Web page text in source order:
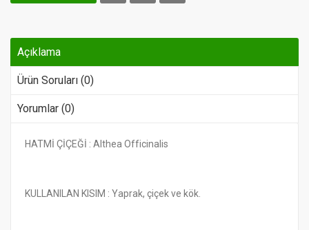
Açıklama
Ürün Soruları (0)
Yorumlar (0)
HATMİ ÇİÇEĞİ : Althea Officinalis
KULLANILAN KISIM : Yaprak, çiçek ve kök.